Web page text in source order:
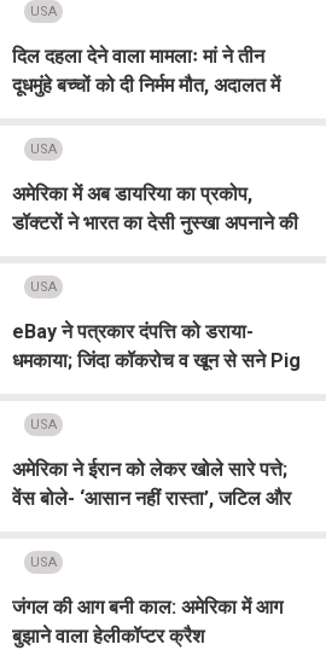
USA
दिल दहला देने वाला मामलाः मां ने तीन
दूधमुंहे बच्चों को दी निर्मम मौत, अदालत में
USA
अमेरिका में अब डायरिया का प्रकोप,
डॉक्टरों ने भारत का देसी नुस्खा अपनाने की
USA
eBay ने पत्रकार दंपत्ति को डराया-
धमकाया; जिंदा कॉकरोच व खून से सने Pig
मुआवजा
USA
अमेरिका ने ईरान को लेकर खोले सारे पत्ते;
वेंस बोले- ‘आसान नहीं रास्ता’, जटिल और
USA
जंगल की आग बनी काल: अमेरिका में आग
बुझाने वाला हेलीकॉप्टर क्रैश